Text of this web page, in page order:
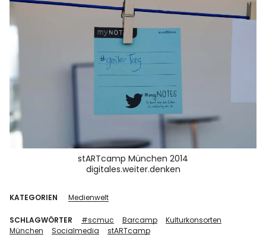
stARTcamp München 2014
digitales.weiter.denken
KATEGORIEN Medienwelt
SCHLAGWÖRTER #scmuc Barcamp
Kulturkonsorten
München
Socialmedia stARTcamp